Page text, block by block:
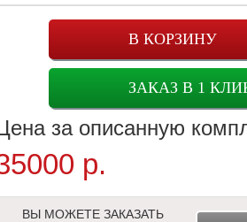
В КОРЗИНУ
ЗАКАЗ В 1
за описанную
р.
ВЫ МОЖЕТЕ ЗАКАЗАТЬ